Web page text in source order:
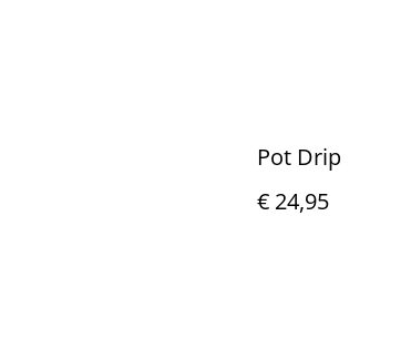
Pot Drip
€ 24,95